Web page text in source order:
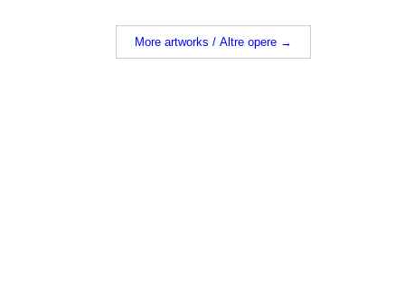
More artworks / Altre opere →